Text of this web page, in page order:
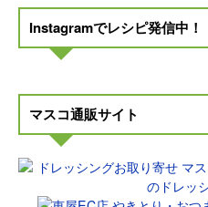
Instagramでレシピ発信中！
マスコ通販サイト